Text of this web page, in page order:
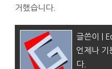
거했습니다.
글쓴이 |
언제나 기
다.